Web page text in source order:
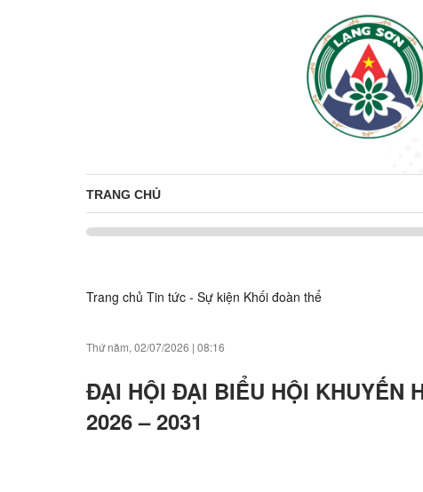
TRANG CHỦ
Trang chủ Tin tức - Sự kiện Khối đoàn thể
Thứ năm, 02/07/2026 | 08:16
ĐẠI HỘI ĐẠI BIỂU HỘI KHUYẾN
2026 – 2031